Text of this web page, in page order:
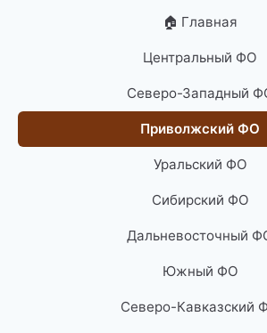
🏠 Главная
Центральный ФО
Северо-Западный
Приволжский ФО
Уральский ФО
Сибирский ФО
Дальневосточный
Южный ФО
Северо-Кавказский